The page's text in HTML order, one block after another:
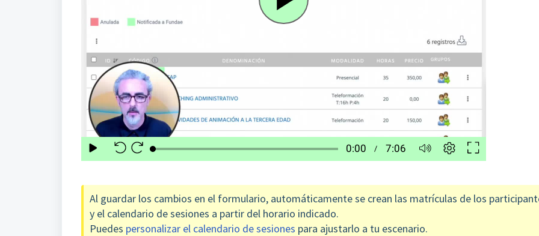
Al guardar los cambios en el formulario, automáticamente se crean las matrículas de los
y el calendario de sesiones a partir del horario indicado.
Puedes personalizar el calendario de sesiones para ajustarlo a tu escenario.